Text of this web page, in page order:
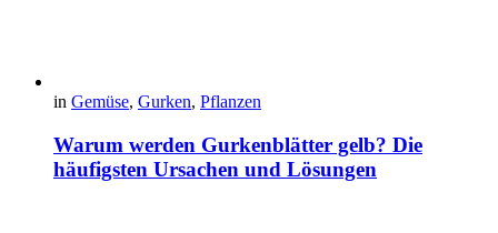
in Gemüse, Gurken, Pflanzen
Warum werden Gurkenblätter gelb? Die
häufigsten Ursachen und Lösungen